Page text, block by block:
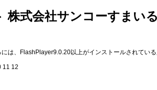
株式会社サンコーすまい
には、FlashPlayer9.0.20以上がインストールされてい
11 12